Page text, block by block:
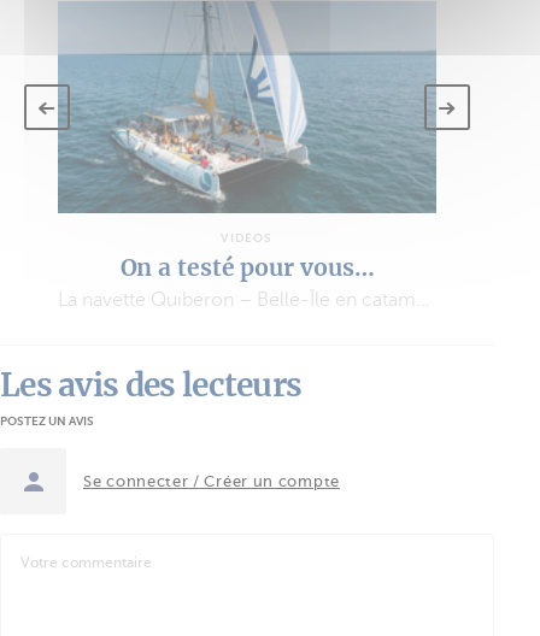
VIDÉOS
On a testé pour vous…
La navette Quiberon – Belle-Île en catamaran à voile
Les avis des lecteurs
POSTEZ UN AVIS
Se connecter / Créer un compte